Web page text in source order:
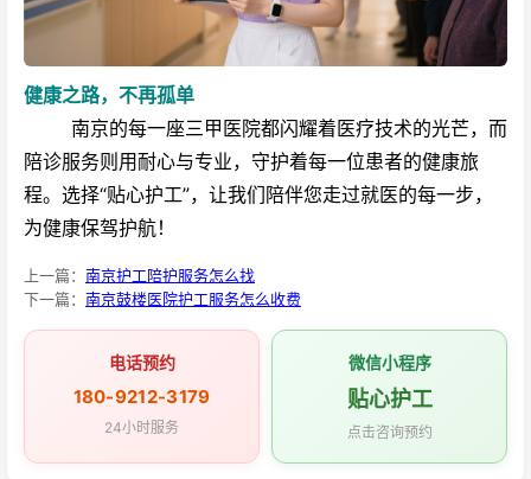
健康之路，不再孤单
南京的每一座三甲医院都闪耀着医疗技术的光芒，而
陪诊服务则用耐心与专业，守护着每一位患者的健康旅
程。选择“贴心护工”，让我们陪伴您走过就医的每一步，
为健康保驾护航！
上一篇： 南京护工陪护服务怎么找
下一篇： 南京鼓楼医院护工服务怎么收费
电话预约
180-9212-3179
24小时服务
微信小程序
贴心护工
点击咨询预约